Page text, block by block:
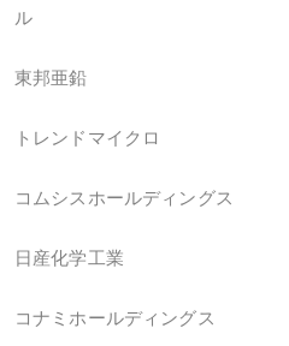
ル
東邦亜鉛
トレンドマイクロ
コムシスホールディングス
日産化学工業
コナミホールディングス